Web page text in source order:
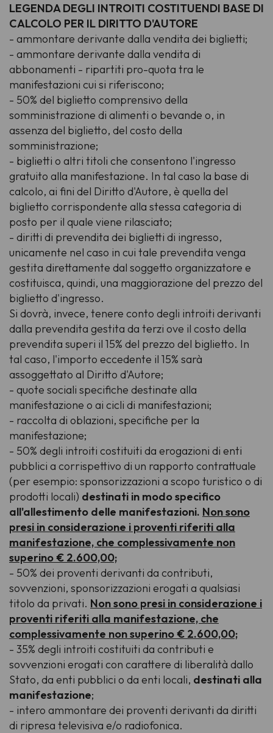
LEGENDA DEGLI INTROITI COSTITUENDI BASE DI
CALCOLO PER IL DIRITTO D'AUTORE
- ammontare derivante dalla vendita dei biglietti;
- ammontare derivante dalla vendita di
abbonamenti - ripartiti pro-quota tra le
manifestazioni cui si riferiscono;
- 50% del biglietto comprensivo della
somministrazione di alimenti o bevande o, in
assenza del biglietto, del costo della
somministrazione;
- biglietti o altri titoli che consentono l'ingresso
gratuito alla manifestazione. In tal caso la base di
calcolo, ai fini del Diritto d'Autore, è quella del
biglietto corrispondente alla stessa categoria di
posto per il quale viene rilasciato;
- diritti di prevendita dei biglietti di ingresso,
unicamente nel caso in cui tale prevendita venga
gestita direttamente dal soggetto organizzatore e
costituisca, quindi, una maggiorazione del prezzo del
biglietto d'ingresso.
Si dovrà, invece, tenere conto degli introiti derivanti
dalla prevendita gestita da terzi ove il costo della
prevendita superi il 15% del prezzo del biglietto. In
tal caso, l'importo eccedente il 15% sarà
assoggettato al Diritto d'Autore;
- quote sociali specifiche destinate alla
manifestazione o ai cicli di manifestazioni;
- raccolta di oblazioni, specifiche per la
manifestazione;
- 50% degli introiti costituiti da erogazioni di enti
pubblici a corrispettivo di un rapporto contrattuale
(per esempio: sponsorizzazioni a scopo turistico o di
prodotti locali) destinati in modo specifico
all'allestimento delle manifestazioni. Non sono
presi in considerazione i proventi riferiti alla
manifestazione, che complessivamente non
superino € 2.600,00;
- 50% dei proventi derivanti da contributi,
sovvenzioni, sponsorizzazioni erogati a qualsiasi
titolo da privati. Non sono presi in considerazione i
proventi riferiti alla manifestazione, che
complessivamente non superino € 2.600,00;
- 35% degli introiti costituiti da contributi e
sovvenzioni erogati con carattere di liberalità dallo
Stato, da enti pubblici o da enti locali, destinati alla
manifestazione;
- intero ammontare dei proventi derivanti da diritti
di ripresa televisiva e/o radiofonica.